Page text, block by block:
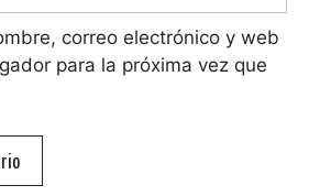
correo electrónico y web
para la próxima vez que